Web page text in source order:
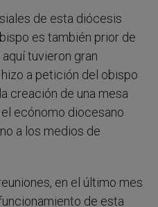
de esta diócesis
es también prior de
tuvieron gran
a petición del obispo
creación de una mesa
ecónomo diocesano
a los medios de
en el último mes
de esta